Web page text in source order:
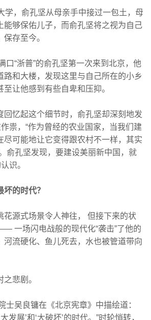
，俞孔坚从母亲手中接过一包土，母
能够保佑儿子，而俞孔坚将之视为自己
存至今。
“浙普”的俞孔坚第一次来到北京，他
路和大楼，发现这里与自己所在的小乡
让他感到有些自卑和压抑。
忆起这个细节时，俞孔坚却深刻地发
祟，“作为曾经的农业国家，当我们建
尽可能地让它变得跟农村不一样，其实
俞孔坚发现，要建设美丽新中国，就
识。
的时代？
源式场景令人神往， 但接下来的状
一场闪电战般的现代化“袭击”了他的
河流硬化、鱼儿死去，水也被管道带向
悲剧。
吴良镛在《北京宪章》中描绘道：
发展’和‘大破坏’的时代。”时轮悄转，